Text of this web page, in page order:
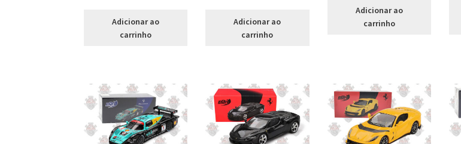
Adicionar ao
carrinho
Adicionar ao
carrinho
Adicionar ao
carrinho